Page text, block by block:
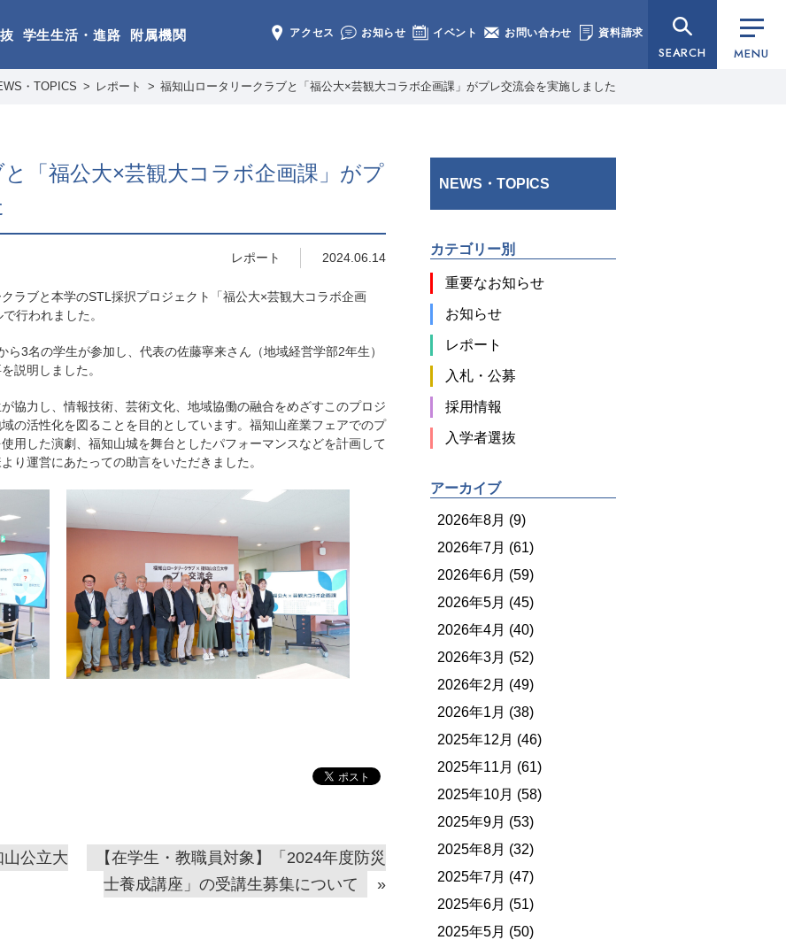
学生生活・進路 附属機関 アクセス お知らせ イベント お問い合わせ 資料請求
SEARCH MENU
・TOPICS レポート 福知山ロータリークラブと「福公大×芸観大コラボ企画課」がプレ交流会を実施しました
「福公大×芸観大コラボ企画課」がプ
レポート 2024.06.14
ラブと本学のSTL採択プロジェクト「福公大×芸観大コラボ企画
行われました。
3名の学生が参加し、代表の佐藤寧来さん（地域経営学部2年生）
説明しました。
協力し、情報技術、芸術文化、地域協働の融合をめざすこのプロジ
の活性化を図ることを目的としています。福知山産業フェアでのプ
用した演劇、福知山城を舞台としたパフォーマンスなどを計画して
り運営にあたっての助言をいただきました。
山公立大
【在学生・教職員対象】「2024年度防災
士養成講座」の受講生募集について
»
NEWS・TOPICS
カテゴリー別
重要なお知らせ
お知らせ
レポート
入札・公募
採用情報
入学者選抜
アーカイブ
2026年8月 (9)
2026年7月 (61)
2026年6月 (59)
2026年5月 (45)
2026年4月 (40)
2026年3月 (52)
2026年2月 (49)
2026年1月 (38)
2025年12月 (46)
2025年11月 (61)
2025年10月 (58)
2025年9月 (53)
2025年8月 (32)
2025年7月 (47)
2025年6月 (51)
2025年5月 (50)